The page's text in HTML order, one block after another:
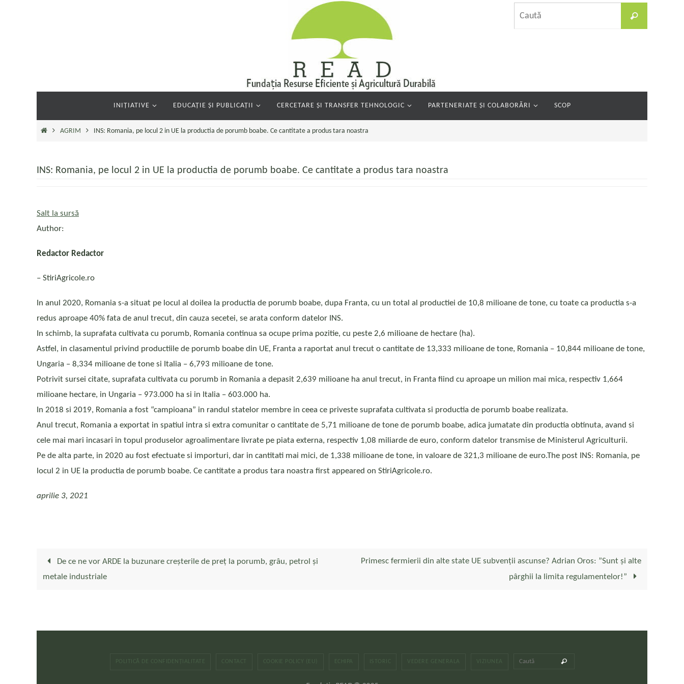
Caută
INIȚIATIVE EDUCAȚIE ȘI PUBLICAȚII CERCETARE ȘI TRANSFER TEHNOLOGIC PARTENERIATE ȘI COLABORĂRI SCOP
PrimaAGRIM INS: Romania, pe locul 2 in UE la productia de porumb boabe. Ce cantitate a produs tara noastra
INS: Romania, pe locul 2 in UE la productia de porumb boabe. Ce cantitate a produs tara noastra
Salt la sursă
Author:
Redactor Redactor
– StiriAgricole.ro
In anul 2020, Romania s-a situat pe locul al doilea la productia de porumb boabe, dupa Franta, cu un total al productiei de 10,8 milioane de tone, cu toate ca productia s-a
redus aproape 40% fata de anul trecut, din cauza secetei, se arata conform datelor INS.
In schimb, la suprafata cultivata cu porumb, Romania continua sa ocupe prima pozitie, cu peste 2,6 milioane de hectare (ha).
Astfel, in clasamentul privind productiile de porumb boabe din UE, Franta a raportat anul trecut o cantitate de 13,333 milioane de tone, Romania – 10,844 milioane de tone,
Ungaria – 8,334 milioane de tone si Italia – 6,793 milioane de tone.
Potrivit sursei citate, suprafata cultivata cu porumb in Romania a depasit 2,639 milioane ha anul trecut, in Franta fiind cu aproape un milion mai mica, respectiv 1,664
milioane hectare, in Ungaria – 973.000 ha si in Italia – 603.000 ha.
In 2018 si 2019, Romania a fost “campioana” in randul statelor membre in ceea ce priveste suprafata cultivata si productia de porumb boabe realizata.
Anul trecut, Romania a exportat in spatiul intra si extra comunitar o cantitate de 5,71 milioane de tone de porumb boabe, adica jumatate din productia obtinuta, avand si
cele mai mari incasari in topul produselor agroalimentare livrate pe piata externa, respectiv 1,08 miliarde de euro, conform datelor transmise de Ministerul Agriculturii.
Pe de alta parte, in 2020 au fost efectuate si importuri, dar in cantitati mai mici, de 1,338 milioane de tone, in valoare de 321,3 milioane de euro.The post INS: Romania, pe
locul 2 in UE la productia de porumb boabe. Ce cantitate a produs tara noastra first appeared on StiriAgricole.ro.
aprilie 3, 2021
De ce ne vor ARDE la buzunare creșterile de preț la porumb, grâu, petrol și
metale industriale
Primesc fermierii din alte state UE subvenții ascunse? Adrian Oros: ”Sunt și alte
pârghii la limita regulamentelor!”
POLITICĂ DE CONFIDENȚIALITATE CONTACT COOKIE POLICY (EU) ECHIPA ISTORIC VEDERE GENERALA VIZIUNEA Caută